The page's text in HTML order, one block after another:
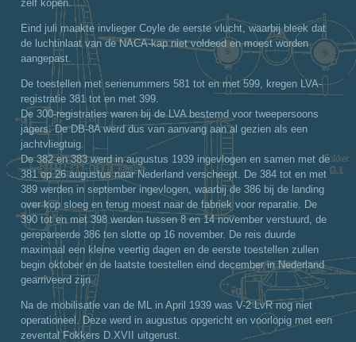
zelf kopen.
Eind juli maakte invlieger Coyle de eerste vlucht, waarbij bleek dat
de luchtinlaat van de NACA-kap niet voldeed en moest worden
aangepast.
De toestellen met serienummers 581 tot en met 599, kregen LVA-
registratie 381 tot en met 399.
De 300-registraties waren bij de LVA bestemd voor tweepersoons
jagers. De DB-8A werd dus van aanvang aan al gezien als een
jachtvliegtuig.
De 382 en 383 werd in augustus 1939 ingevlogen en samen met de
381 op 26 augustus naar Nederland verscheept. De 384 tot en met
389 werden in september ingevlogen, waarbij de 386 bij de landing
over kop sloeg en terug moest naar de fabriek voor reparatie. De
390 tot en met 398 werden tussen 8 en 14 november verstuurd, de
gerepareerde 386 ten slotte op 16 november. De reis duurde
maximaal een kleine veertig dagen en de eerste toestellen zullen
begin oktober en de laatste toestellen eind december in Nederland
gearriveerd zijn.
Na de mobilisatie van de ML in April 1939 was V-2 LvR nog niet
operationeel. Deze werd in augustus opgericht en voorlopig met een
zevental Fokkers D.XVII uitgerust.